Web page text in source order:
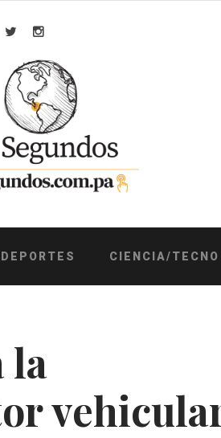
TwitterInstagram
DEPORTES CIENCIA/TECNO
la